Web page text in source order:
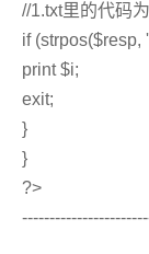
//1.txt里的代码
if (strpos($resp,
print $i;
exit;
}
}
?>